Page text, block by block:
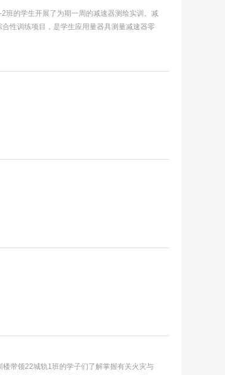
班的学生开展了为期一周的减速器测绘实训。减
性训练项目，是学生应用量器具测量减速器零
带领22城轨1班的学子们了解掌握有关火灾与